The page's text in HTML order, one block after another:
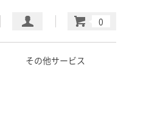
その他サービス